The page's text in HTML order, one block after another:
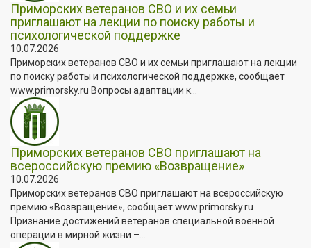
Приморских ветеранов СВО и их семьи
приглашают на лекции по поиску работы и
психологической поддержке
10.07.2026
Приморских ветеранов СВО и их семьи приглашают на лекции
по поиску работы и психологической поддержке, сообщает
www.primorsky.ru Вопросы адаптации к...
Приморских ветеранов СВО приглашают на
всероссийскую премию «Возвращение»
10.07.2026
Приморских ветеранов СВО приглашают на всероссийскую
премию «Возвращение», сообщает www.primorsky.ru
Признание достижений ветеранов специальной военной
операции в мирной жизни –...